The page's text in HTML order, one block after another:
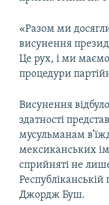
«Разом ми досягли
висунення
Це рух, і ми
процедури
Висунення
здатності
мусульманам
мексиканських
сприйняті не
Джордж Буш.